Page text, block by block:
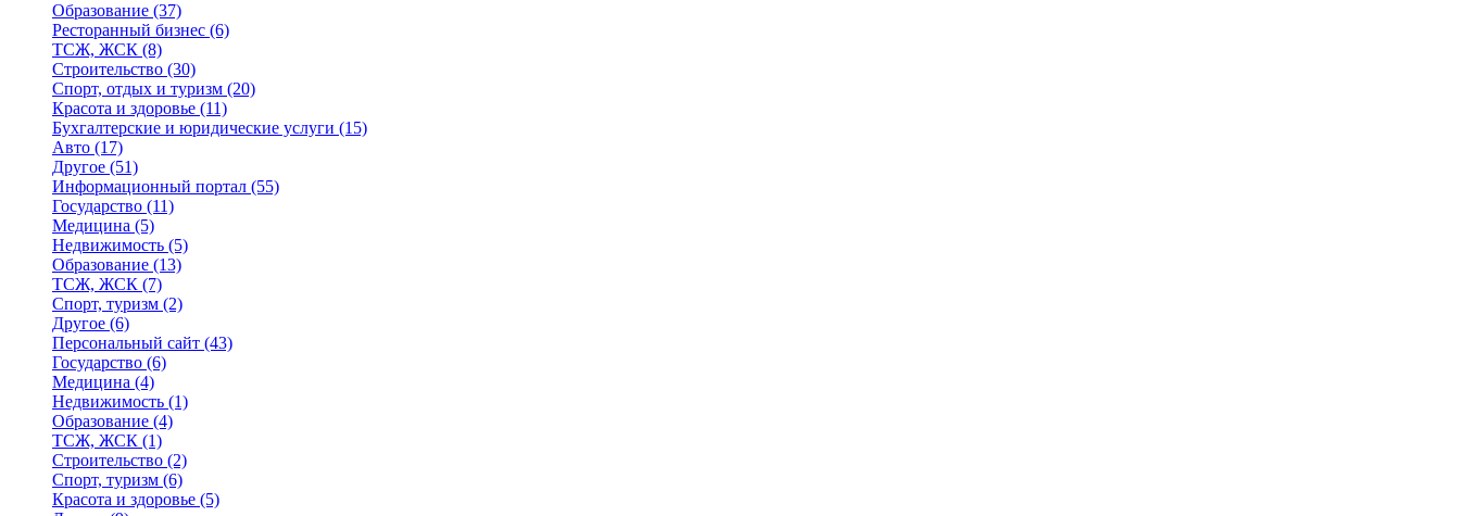
Образование (37)
Ресторанный бизнес (6)
ТСЖ, ЖСК (8)
Строительство (30)
Спорт, отдых и туризм (20)
Красота и здоровье (11)
Бухгалтерские и юридические услуги (15)
Авто (17)
Другое (51)
Информационный портал (55)
Государство (11)
Медицина (5)
Недвижимость (5)
Образование (13)
ТСЖ, ЖСК (7)
Спорт, туризм (2)
Другое (6)
Персональный сайт (43)
Государство (6)
Медицина (4)
Недвижимость (1)
Образование (4)
ТСЖ, ЖСК (1)
Строительство (2)
Спорт, туризм (6)
Красота и здоровье (5)